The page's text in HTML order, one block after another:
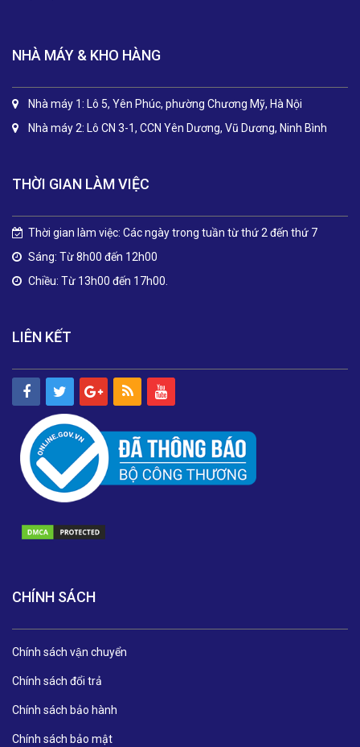
NHÀ MÁY & KHO HÀNG
Nhà máy 1: Lô 5, Yên Phúc, phường Chương Mỹ, Hà Nội
Nhà máy 2: Lô CN 3-1, CCN Yên Dương, Vũ Dương, Ninh Bình
THỜI GIAN LÀM VIỆC
Thời gian làm việc: Các ngày trong tuần từ thứ 2 đến thứ 7
Sáng: Từ 8h00 đến 12h00
Chiều: Từ 13h00 đến 17h00.
LIÊN KẾT
CHÍNH SÁCH
Chính sách vận chuyển
Chính sách đổi trả
Chính sách bảo hành
Chính sách bảo mật